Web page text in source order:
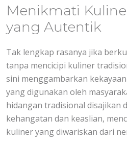
Menikmati
yang Autentik
Tak lengkap rasanya jika
tanpa mencicipi kuliner
sini menggambarkan
yang digunakan oleh
hidangan tradisional disajikan
kehangatan dan keaslian,
kuliner yang diwariskan dari